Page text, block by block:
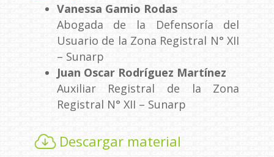
Vanessa Gamio Rodas
Abogada de la Defensoría del
Usuario de la Zona Registral N° XII
– Sunarp
Juan Oscar Rodríguez Martínez
Auxiliar Registral de la Zona
Registral N° XII – Sunarp
Descargar material